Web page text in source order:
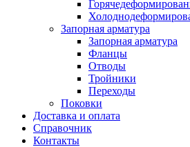
Запорная арматура
Запорная арматура
Фланцы
Отводы
Тройники
Переходы
Поковки
Доставка и оплата
Справочник
Контакты